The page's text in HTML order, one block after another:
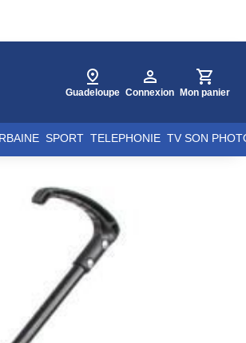
Guadeloupe Connexion Mon panier
SPORT TELEPHONIE TV SON